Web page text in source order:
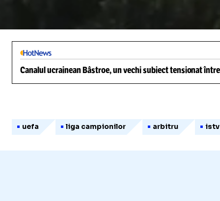
Canalul ucrainean Bâstroe, un vechi subiect tensionat
uefa liga campionilor arbitru